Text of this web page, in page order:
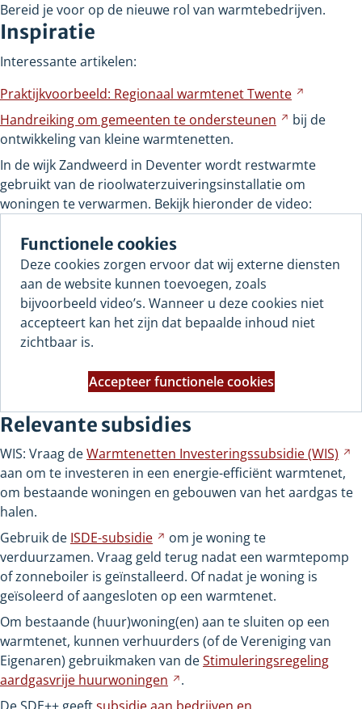
Bereid je voor op de nieuwe rol van warmtebedrijven.
Inspiratie
Interessante artikelen:
Praktijkvoorbeeld: Regionaal warmtenetTwente
naar
een
website
Handreiking om gemeenten te ondersteunen
Verwijst
een
andere
website
bij de
ontwikkeling van kleine warmtenetten.
In de wijk Zandweerd in Deventer wordt restwarmte
gebruikt van de rioolwaterzuiveringsinstallatie om
woningen te verwarmen. Bekijk hieronder de video:
Functionele cookies
Deze cookies zorgen ervoor dat wij externe diensten
aan de website kunnen toevoegen, zoals
bijvoorbeeld video’s. Wanneer u deze cookies niet
accepteert kan het zijn dat bepaalde inhoud niet
zichtbaar is.
Accepteer functionele cookies
Relevante subsidies
WIS: Vraag deWarmtenetten Investeringssubsidie(WIS)
aan om te investeren in een energie-efficiënt warmtenet,
om bestaande woningen en gebouwen van het aardgas te
halen.
Gebruik de ISDE-subsidie
Verwijst
naar
een
andere
website
om je woning te
verduurzamen. Vraag geld terug nadat een warmtepomp
of zonneboiler is geïnstalleerd. Of nadat je woning is
geïsoleerd of aangesloten op een warmtenet.
Om bestaande (huur)woning(en) aan te sluiten op een
warmtenet, kunnen verhuurders (of de Vereniging van
Eigenaren) gebruikmaken van deStimuleringsregeling
aardgasvrije huurwoningen
Verwijst
naar
.